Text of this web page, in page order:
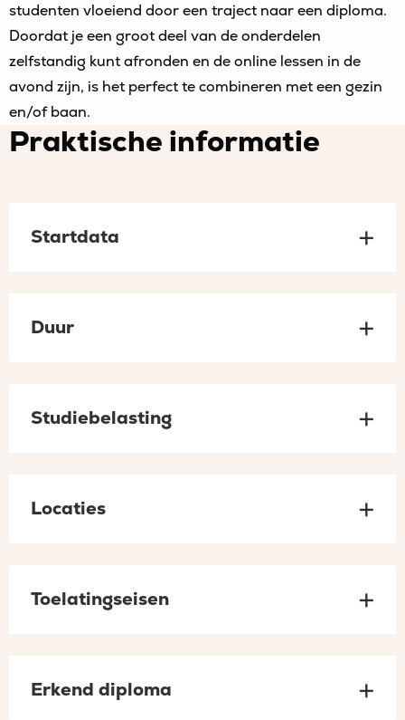
studenten vloeiend door een traject naar een diploma.
Doordat je een groot deel van de onderdelen
zelfstandig kunt afronden en de online lessen in de
avond zijn, is het perfect te combineren met een gezin
en/of baan.
Praktische informatie
Startdata
Duur
Studiebelasting
Locaties
Toelatingseisen
Erkend diploma